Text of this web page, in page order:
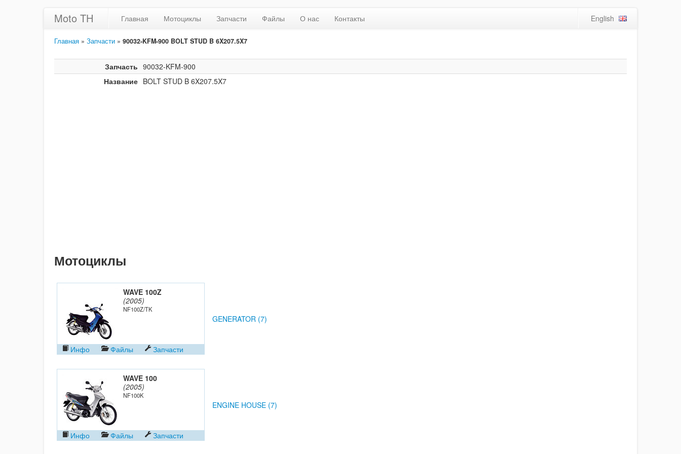
Moto TH Главная Мотоциклы Запчасти Файлы О нас Контакты English
Главная » Запчасти » 90032-KFM-900 BOLT STUD B 6X207.5X7
Запчасть 90032-KFM-900
Название BOLT STUD B 6X207.5X7
Мотоциклы
WAVE 100Z
(2005)
NF100Z/TK
Инфо Файлы Запчасти
GENERATOR (7)
WAVE 100
(2005)
NF100K
Инфо Файлы Запчасти
ENGINE HOUSE (7)